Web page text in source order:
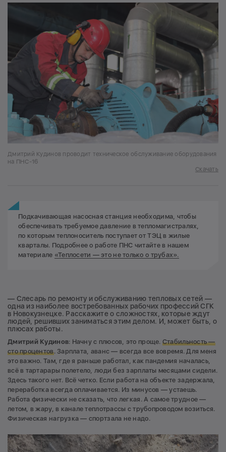
Дмитрий Кудинов проводит техническое обслуживание оборудования
на ПНС-16
Скачать
Подкачивающая насосная станция необходима, чтобы
обеспечивать требуемое давление в тепломагистралях,
по которым теплоноситель поступает от ТЭЦ в жилые
кварталы. Подробнее о работе ПНС читайте в нашем
материале «Теплосети — это не только о трубах».
— Слесарь по ремонту и обслуживанию тепловых сетей —
одна из наиболее востребованных рабочих профессий СГК
в Новокузнецке. Расскажите о сложностях, которые ждут
людей, решивших заниматься этим делом. И, может быть, о
плюсах работы.
Дмитрий Кудинов: Начну с плюсов, это проще. Стабильность —
сто процентов. Зарплата, аванс — всегда все вовремя. Для меня
это важно. Там, где я раньше работал, как пандемия началась,
всё в тартарары полетело, люди без зарплаты месяцами сидели.
Здесь такого нет. Всё четко. Если работа на объекте задержала,
переработка всегда оплачивается. Из минусов — устаешь.
Работа физически не сказать, что легкая. А самое трудное —
летом, в жару, в канале теплотрассы с трубопроводом возиться.
Физическая нагрузка — спортзала не надо.